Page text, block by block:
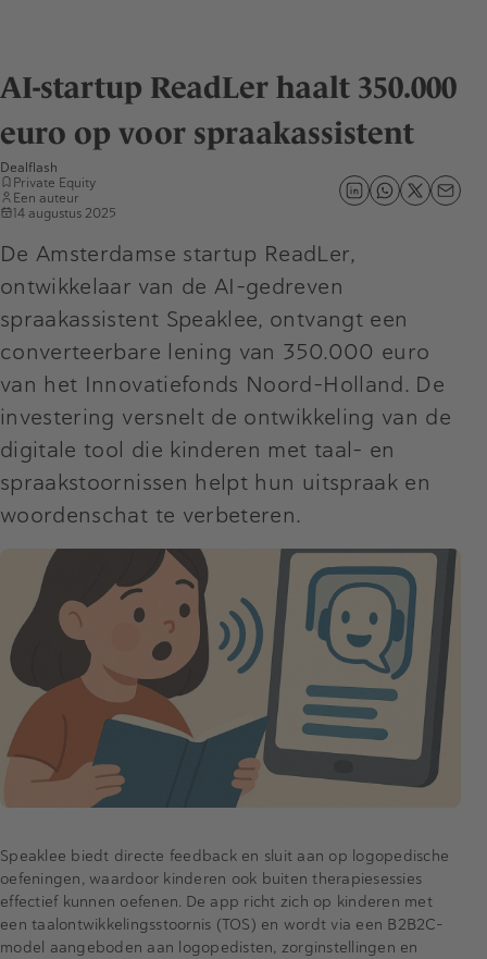
AI-startup ReadLer haalt 350.000
euro op voor spraakassistent
Dealflash
Private Equity
Een auteur
14 augustus 2025
De Amsterdamse startup ReadLer,
ontwikkelaar van de AI-gedreven
spraakassistent Speaklee, ontvangt een
converteerbare lening van 350.000 euro
van het Innovatiefonds Noord-Holland. De
investering versnelt de ontwikkeling van de
digitale tool die kinderen met taal- en
spraakstoornissen helpt hun uitspraak en
woordenschat te verbeteren.
Speaklee biedt directe feedback en sluit aan op logopedische
oefeningen, waardoor kinderen ook buiten therapiesessies
effectief kunnen oefenen. De app richt zich op kinderen met
een taalontwikkelingsstoornis (TOS) en wordt via een B2B2C-
model aangeboden aan logopedisten, zorginstellingen en